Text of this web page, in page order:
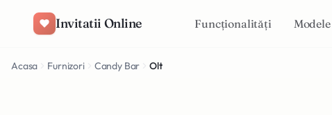
Invitatii Online Funcționalități Modele
Acasa Furnizori Candy Bar Olt